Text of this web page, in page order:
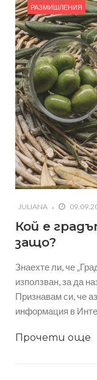
РАЗМИШЛЕНИЯ
JULIANA
Кой е
защо?
Знаехте ли, че
използван, за да
Признавам си, че
информация в
Прочети още